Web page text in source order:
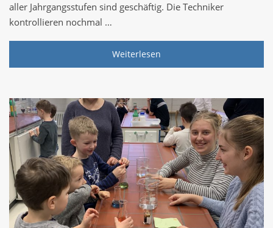
aller Jahrgangsstufen sind geschäftig. Die Techniker
kontrollieren nochmal …
Weiterlesen